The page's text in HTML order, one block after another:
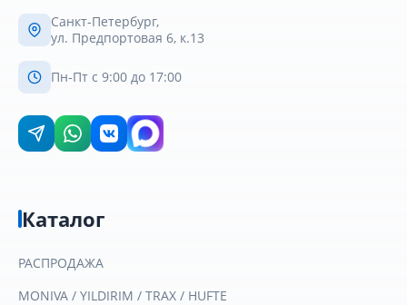
Санкт-Петербург,
ул. Предпортовая 6, к.13
Пн-Пт с 9:00 до 17:00
Каталог
РАСПРОДАЖА
MONIVA / YILDIRIM / TRAX / HUFTE